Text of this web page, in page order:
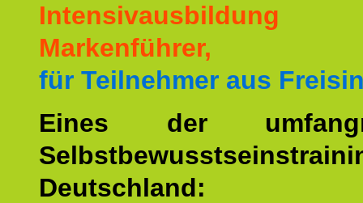
Markenführer,
für Teilnehmer aus
Eines der
Deutschland: